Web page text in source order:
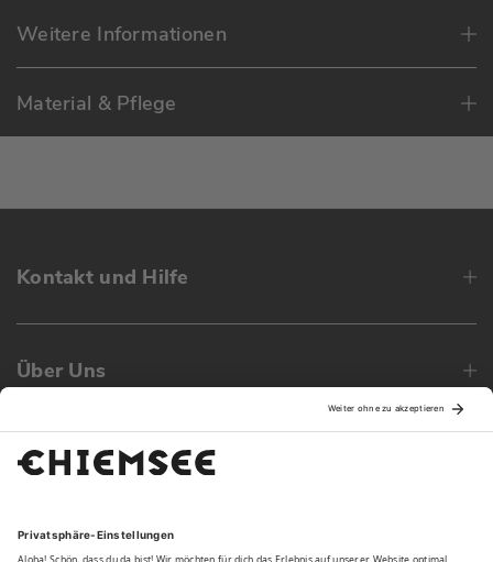
Weitere Informationen
Material & Pflege
Kontakt und Hilfe
Über Uns
Family